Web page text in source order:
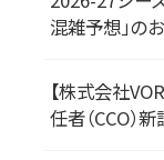
混雑予想」の
【株式会社
任者（CCO）